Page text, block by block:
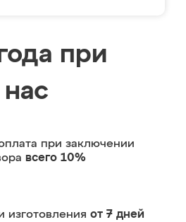
при
нас
при заключении
всего 10%
изготовления от 7 дней